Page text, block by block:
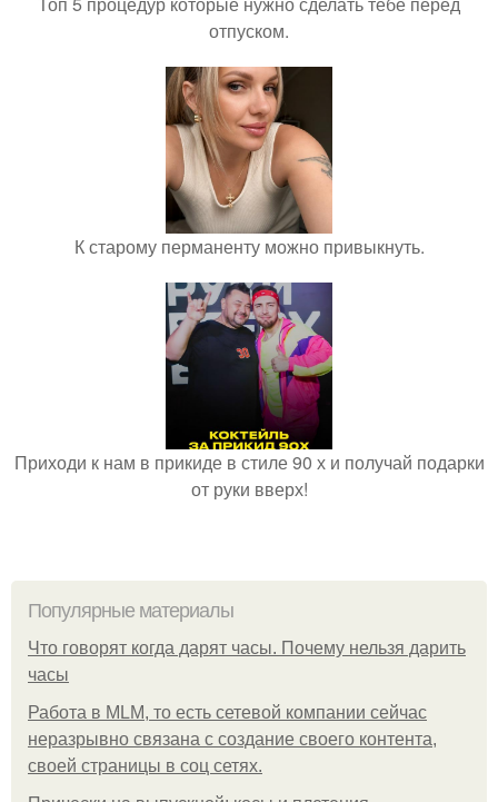
отпуском.
К старому перманенту можно привыкнуть.
Приходи к нам в прикиде в стиле 90 х и получай подарки
от руки вверх!
Популярные материалы
Что говорят когда дарят часы. Почему нельзя дарить
часы
Работа в MLM, то есть сетевой компании сейчас
неразрывно связана с создание своего контента,
своей страницы в соц сетях.